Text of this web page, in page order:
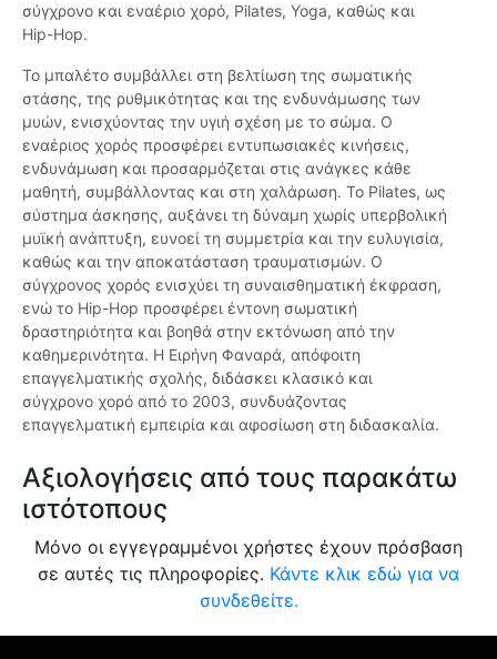
σύγχρονο και εναέριο χορό, Pilates, Yoga, καθώς και
Hip-Hop.
Το μπαλέτο συμβάλλει στη βελτίωση της σωματικής
στάσης, της ρυθμικότητας και της ενδυνάμωσης των
μυών, ενισχύοντας την υγιή σχέση με το σώμα. Ο
εναέριος χορός προσφέρει εντυπωσιακές κινήσεις,
ενδυνάμωση και προσαρμόζεται στις ανάγκες κάθε
μαθητή, συμβάλλοντας και στη χαλάρωση. Το Pilates, ως
σύστημα άσκησης, αυξάνει τη δύναμη χωρίς υπερβολική
μυϊκή ανάπτυξη, ευνοεί τη συμμετρία και την ευλυγισία,
καθώς και την αποκατάσταση τραυματισμών. Ο
σύγχρονος χορός ενισχύει τη συναισθηματική έκφραση,
ενώ το Hip-Hop προσφέρει έντονη σωματική
δραστηριότητα και βοηθά στην εκτόνωση από την
καθημερινότητα. Η Ειρήνη Φαναρά, απόφοιτη
επαγγελματικής σχολής, διδάσκει κλασικό και
σύγχρονο χορό από το 2003, συνδυάζοντας
επαγγελματική εμπειρία και αφοσίωση στη διδασκαλία.
Αξιολογήσεις από τους παρακάτω
ιστότοπους
Μόνο οι εγγεγραμμένοι χρήστες έχουν πρόσβαση
σε αυτές τις πληροφορίες. Κάντε κλικ εδώ για να
συνδεθείτε.